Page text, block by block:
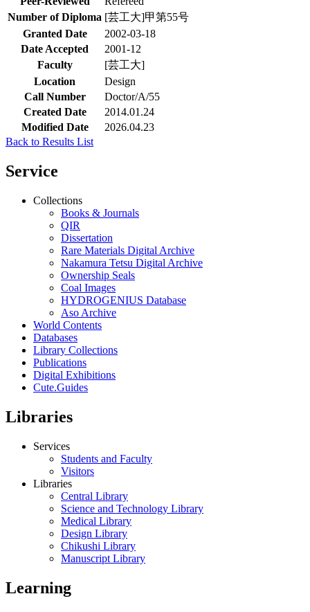
k055-
011
pdf None 554 KB
k055-
012
k055-
None
Details
Record ID
1398254
Peer-Reviewed
Number of Diploma
Date Accepted
Faculty
[芸工大]
Location
Call Number
Doctor/A/55
Created Date
2014.01.24
Modified Date
2026.04.23
Back to Results List
Service
Collections
Books & Journals
QIR
Dissertation
Ownership Seals
HYDROGENIUS Database
Aso Archive
World Contents
Databases
Library Collections
Publications
Digital Exhibitions
Cute.Guides
Libraries
Services